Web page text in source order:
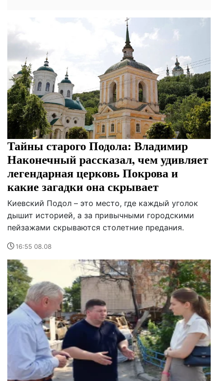
Тайны старого Подола: Владимир
Наконечный рассказал, чем удивляет
легендарная церковь Покрова и
какие загадки она скрывает
Киевский Подол – это место, где каждый уголок
дышит историей, а за привычными городскими
пейзажами скрываются столетние предания.
16:55 08.08